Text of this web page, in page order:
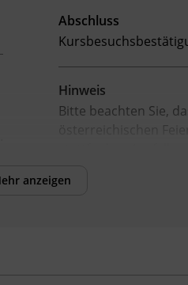
Abschluss
Hinweis
Bitte beachten Sie,
österreichischen
Ersatzterminen bzw.
BFI Kufstein
anzeigen